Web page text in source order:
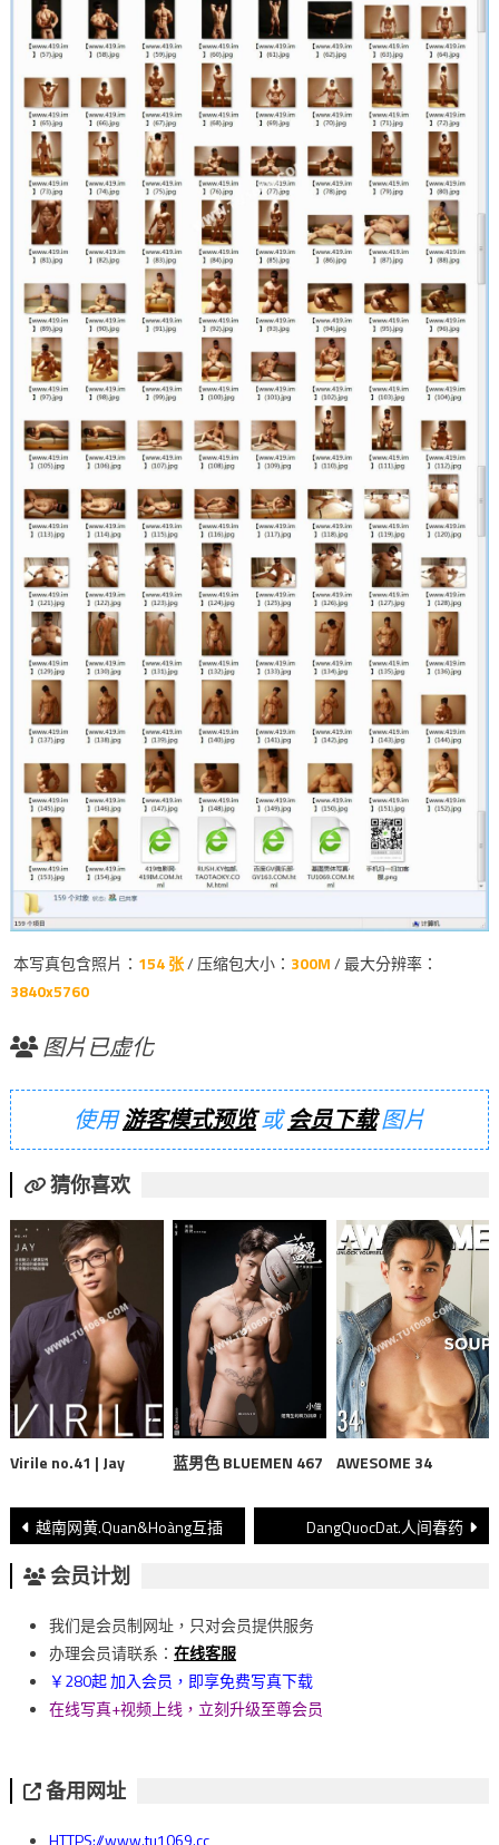
本写真包含照片： 154 张/ 压缩包大小： 300M/ 最大分辨率：
3840x5760
图片已虚化
使用游客模式预览或会员下载图片
猜你喜欢
Virile no.41 | Jay 蓝男色 BLUEMEN 467 AWESOME 34
文
章
導
覽
越南网黄.Quan&Hoàng互插 DangQuocDat.人间春药
会员计划
我们是会员制网址，只对会员提供服务
办理会员请联系： 在线客服
￥280起 加入会员，即享免费写真下载
在线写真+视频上线，立刻升级至尊会员
备用网址